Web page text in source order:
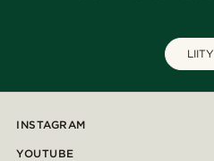
LIITY
INSTAGRAM
YOUTUBE